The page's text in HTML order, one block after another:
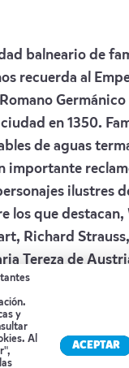
balneario de
recuerda al
Germánico
en 1350.
de aguas
importante
ilustres
los que destacan,
Richard
Tereza de
Wolsgang von
acoge el
El Premio
destacados
y
. Al
ACEPTAR